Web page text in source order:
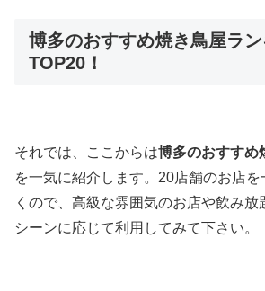
博多のおすすめ焼き鳥屋ラ
TOP20！
それでは、ここからは博多のおすすめ
を一気に紹介します。20店舗のお店
くので、高級な雰囲気のお店や飲み放
シーンに応じて利用してみて下さい。